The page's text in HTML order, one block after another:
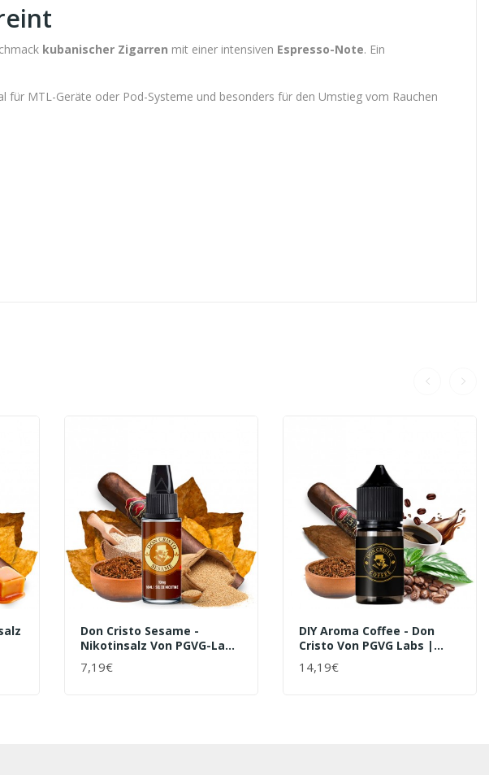
kubanischer Zigarren mit einer intensiven Espresso-Note. Ein
MTL-Geräte oder Pod-Systeme und besonders für den Umstieg vom Rauchen
Don Cristo Sesame -
Nikotinsalz Von PGVG-Labs
7,19€
+ WARENKORB
DIY Aroma Coffee - Don
Cristo Von PGVG Labs |
14,19€
+ WARENKORB